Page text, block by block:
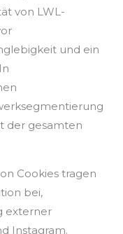
von LWL-
und ein
der gesamten
Cookies tragen
bei,
externer
Instagram.